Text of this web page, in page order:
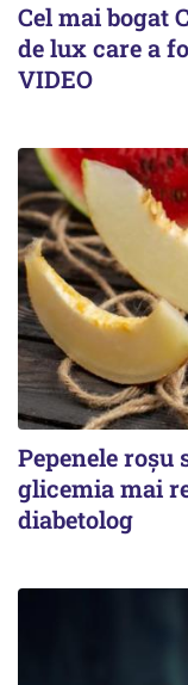
Cel mai bogat
de lux care a
VIDEO
Pepenele roșu
glicemia mai
diabetolog